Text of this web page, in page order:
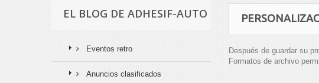
EL BLOG DE ADHESIF-AUTO
Eventos retro
Anuncios clasificados
Después de guardar su
Formatos de archivo